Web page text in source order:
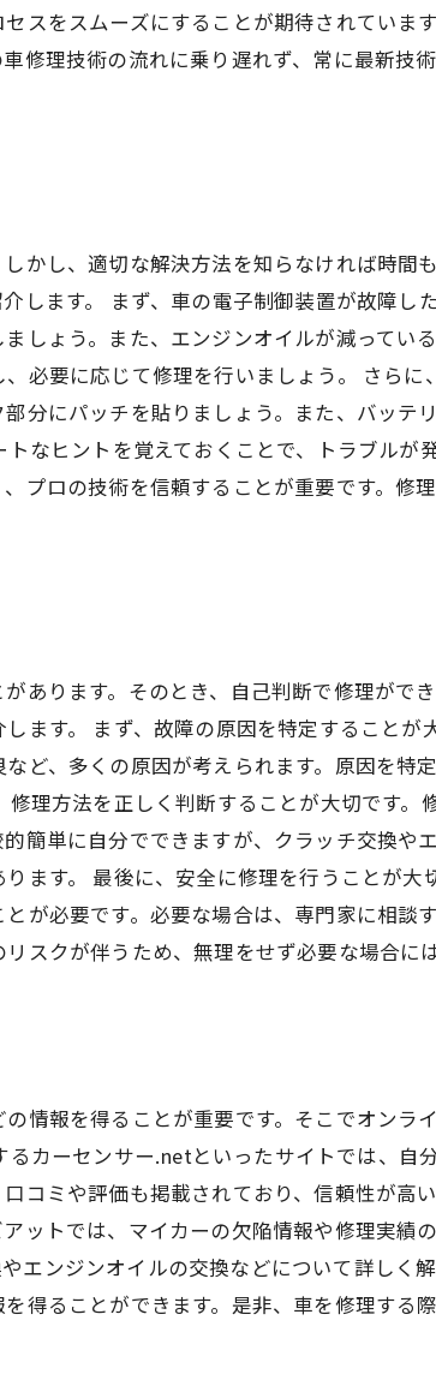
スをスムーズにすることが期待されていま
修理技術の流れに乗り遅れず、常に最新技
かし、適切な解決方法を知らなければ時間
します。 まず、車の電子制御装置が故障し
しょう。また、エンジンオイルが減ってい
必要に応じて修理を行いましょう。 さら
分にパッチを貼りましょう。また、バッテ
なヒントを覚えておくことで、トラブルが
プロの技術を信頼することが重要です。修
あります。そのとき、自己判断で修理がで
ます。 まず、故障の原因を特定することが
ど、多くの原因が考えられます。原因を特
理方法を正しく判断することが大切です。
簡単に自分でできますが、クラッチ交換や
ます。 最後に、安全に修理を行うことが
が必要です。必要な場合は、専門家に相談
スクが伴うため、無理をせず必要な場合に
情報を得ることが重要です。そこでオンラ
カーセンサー.netといったサイトでは、自
コミや評価も掲載されており、信頼性が高
ットでは、マイカーの欠陥情報や修理実績
エンジンオイルの交換などについて詳しく
得ることができます。是非、車を修理する